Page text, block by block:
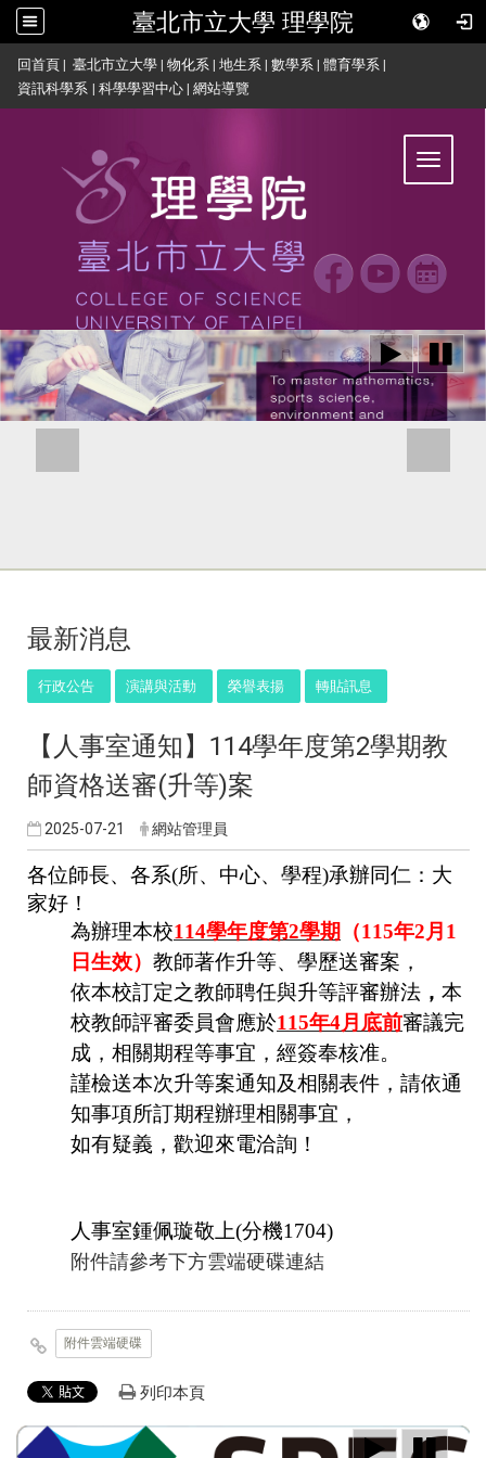
臺北市立大學 理學院
回首頁 | 臺北市立大學 | 物化系 | 地生系 | 數學系 | 體育學系 |
資訊科學系 | 科學學習中心 | 網站導覽
Toggle
最新消息
行政公告 演講與活動 榮譽表揚 轉貼訊息
【人事室通知】114學年度第2學期教
師資格送審(升等)案
2025-07-21 網站管理員
各位師長、各系(所、中心、學程)承辦同仁：大
家好！
為辦理本校114學年度第2學期 （115年2月1
日生效） 教師著作升等、學歷送審案，
依本校訂定之教師聘任與升等評審辦法 ， 本
校教師評審委員會應於115年4月底前審議完
成，相關期程等事宜，經簽奉核准。
謹檢送本次升等案通知及相關表件， 請依通
知事項所訂期程辦理相關事宜，
如有疑義，歡迎來電洽詢！
人事室鍾佩璇敬上(分機1704)
附件請參考下方雲端硬碟連結
附件雲端硬碟
列印本頁